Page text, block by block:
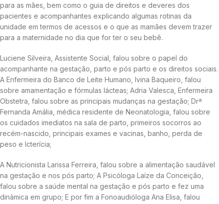
para as mães, bem como o guia de direitos e deveres dos
pacientes e acompanhantes explicando algumas rotinas da
unidade em termos de acessos e o que as mamães devem trazer
para a maternidade no dia que for ter o seu bebê.
Luciene Silveira, Assistente Social, falou sobre o papel do
acompanhante na gestação, parto e pós parto e os direitos sociais.
A Enfermeira do Banco de Leite Humano, Ivina Baqueiro, falou
sobre amamentação e fórmulas lácteas; Adria Valesca, Enfermeira
Obstetra, falou sobre as principais mudanças na gestação; Drª
Fernanda Amália, médica residente de Neonatologia, falou sobre
os cuidados imediatos na sala de parto, primeiros socorros ao
recém-nascido, principais exames e vacinas, banho, perda de
peso e Icterícia;
A Nutricionista Larissa Ferreira, falou sobre a alimentação saudável
na gestação e nos pós parto; A Psicóloga Laíze da Conceição,
falou sobre a saúde mental na gestação e pós parto e fez uma
dinâmica em grupo; E por fim a Fonoaudióloga Ana Elisa, falou